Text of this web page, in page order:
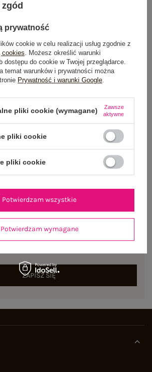
S. Wymiary modelki: wzrost 175 cm,
biodra 94 cm
newslettera i otrzymaj 15% zniżki na
pierwsze zamówienie
ZAPISZ SIĘ
prywatność
cookie w celu realizacji usług zgodnie z
cookies . Możesz określić warunki
dostępu do cookie w Twojej przeglądarce.
temat warunków i prywatności można
Prywatność i warunki Google
pliki cookie (wymagane)
Zawsze
aktywne
pliki cookie
pliki cookie
Potwierdzam wymagane
Potwierdzam wszystkie